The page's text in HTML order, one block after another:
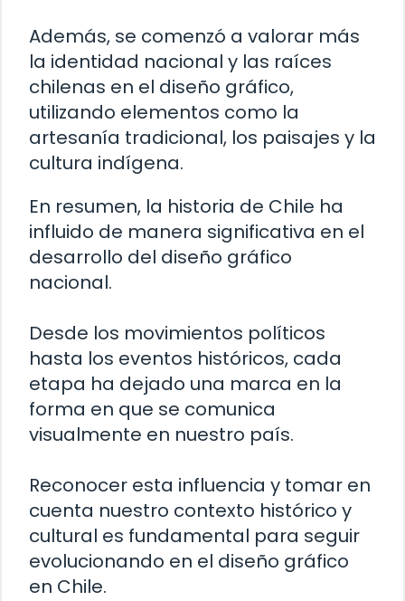
Además, se comenzó a valorar más
la identidad nacional y las raíces
chilenas en el diseño gráfico,
utilizando elementos como la
artesanía tradicional, los paisajes y la
cultura indígena.
En resumen, la historia de Chile ha
influido de manera significativa en el
desarrollo del diseño gráfico
nacional.
Desde los movimientos políticos
hasta los eventos históricos, cada
etapa ha dejado una marca en la
forma en que se comunica
visualmente en nuestro país.
Reconocer esta influencia y tomar en
cuenta nuestro contexto histórico y
cultural es fundamental para seguir
evolucionando en el diseño gráfico
en Chile.